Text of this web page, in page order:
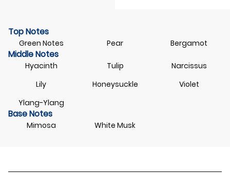
Top Notes
Green Notes Pear Bergamot
Middle Notes
Hyacinth Tulip
Narcissus
Lily
Honeysuckle
Violet
Ylang-Ylang
Base Notes
Mimosa White Musk